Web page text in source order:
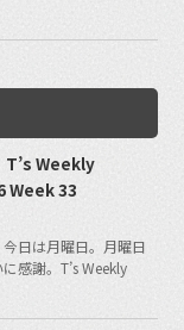
T’s Weekly
Week 33
日は月曜日。月曜日
感謝。T’s Weekly